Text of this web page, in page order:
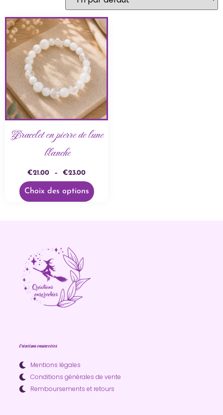
Bracelet en pierre de lune
blanche
€21.00 – €23.00
Choix des options
Créations ensorcelées
Mentions légales
Conditions générales de vente
Remboursements et retours